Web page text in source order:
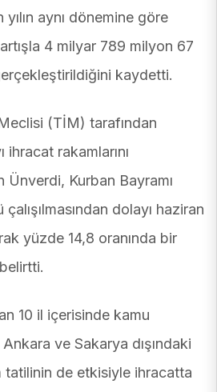
aynı dönemine göre
4 milyar 789 milyon 67
kaydetti.
(TİM) tarafından
ihracat rakamlarını
Kurban Bayramı
dolayı haziran
yüzde 14,8 oranında bir
10 il içerisinde kamu
Ankara ve Sakarya dışındaki
tatilinin de etkisiyle ihracatta